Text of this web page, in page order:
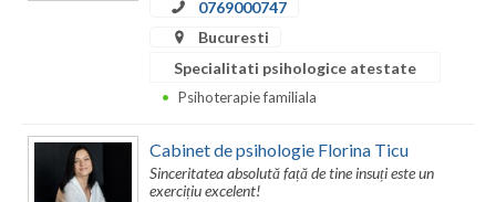
0769000747
Bucuresti
Specialitati psihologice atestate
Psihoterapie familiala
Cabinet de psihologie Florina Ticu
Sinceritatea absolută față de tine insuți este un
exercițiu excelent!